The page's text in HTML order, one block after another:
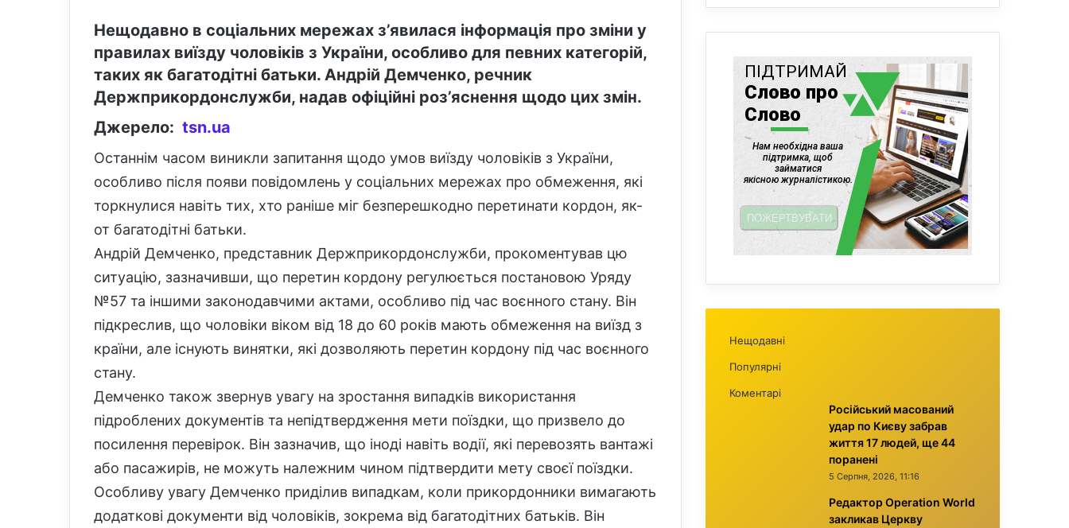
Нещодавно в соціальних мережах з’явилася інформація про зміни у
правилах виїзду чоловіків з України, особливо для певних категорій,
таких як багатодітні батьки. Андрій Демченко, речник
Держприкордонслужби, надав офіційні роз’яснення щодо цих змін.
Джерело: tsn.ua
Останнім часом виникли запитання щодо умов виїзду чоловіків з України,
особливо після появи повідомлень у соціальних мережах про обмеження, які
торкнулися навіть тих, хто раніше міг безперешкодно перетинати кордон, як-
от багатодітні батьки.
Андрій Демченко, представник Держприкордонслужби, прокоментував цю
ситуацію, зазначивши, що перетин кордону регулюється постановою Уряду
№57 та іншими законодавчими актами, особливо під час воєнного стану. Він
підкреслив, що чоловіки віком від 18 до 60 років мають обмеження на виїзд з
країни, але існують винятки, які дозволяють перетин кордону під час воєнного
стану.
Демченко також звернув увагу на зростання випадків використання
підроблених документів та непідтвердження мети поїздки, що призвело до
посилення перевірок. Він зазначив, що іноді навіть водії, які перевозять вантажі
або пасажирів, не можуть належним чином підтвердити мету своєї поїздки.
Особливу увагу Демченко приділив випадкам, коли прикордонники вимагають
додаткові документи від чоловіків, зокрема від багатодітних батьків. Він
Нещодавні
Популярні
Коментарі
Російський масований
удар по Києву забрав
життя 17 людей, ще 44
поранені
5 Серпня, 2026, 11:16
Редактор Operation World
закликав Церкву